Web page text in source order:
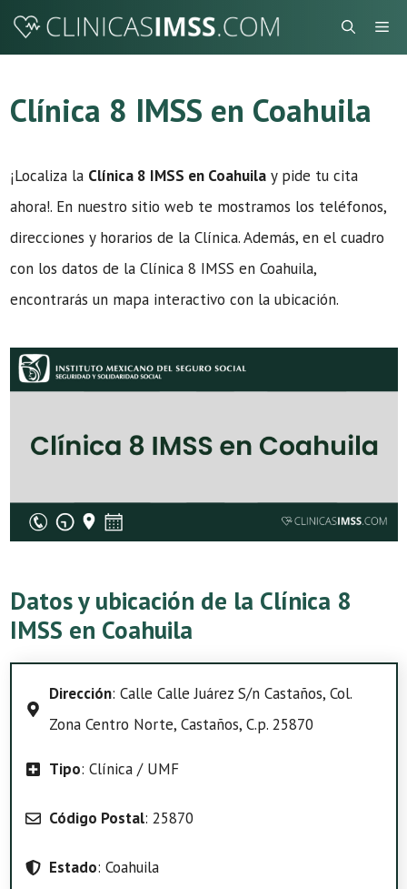
Saltar
Clínica 8 IMSS en Coahuila
¡Localiza la Clínica 8 IMSS en Coahuila y pide tu cita
ahora!. En nuestro sitio web te mostramos los teléfonos,
direcciones y horarios de la Clínica. Además, en el cuadro
con los datos de la Clínica 8 IMSS en Coahuila,
encontrarás un mapa interactivo con la ubicación.
Datos y ubicación de la Clínica 8
IMSS en Coahuila
Dirección: Calle Calle Juárez S/n Castaños, Col.
Zona Centro Norte, Castaños, C.p. 25870
Tipo: Clínica / UMF
Código Postal: 25870
Estado: Coahuila